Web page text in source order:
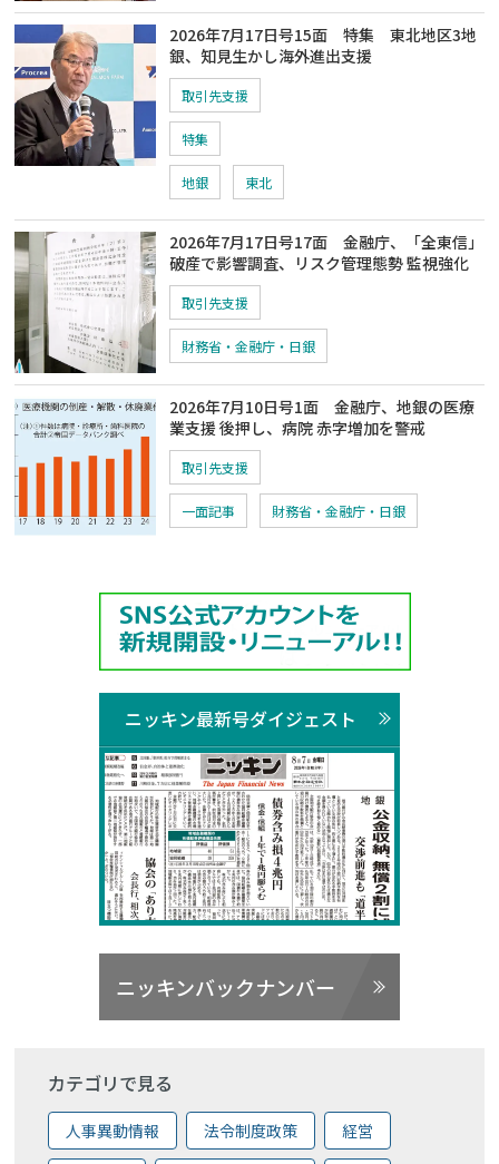
2026年7月17日号15面 特集 東北地区3地
銀、知見生かし海外進出支援
取引先支援
特集
地銀 東北
2026年7月17日号17面 金融庁、「全東信」
破産で影響調査、リスク管理態勢 監視強化
取引先支援
財務省・金融庁・日銀
2026年7月10日号1面 金融庁、地銀の医療
業支援 後押し、病院 赤字増加を警戒
取引先支援
一面記事 財務省・金融庁・日銀
ニッキン最新号ダイジェスト
ニッキンバックナンバー
カテゴリで見る
人事異動情報 法令制度政策 経営